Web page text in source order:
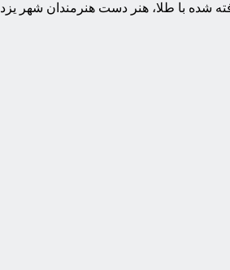
شده با طلا، هنر دست هنرمندان شهر یزد